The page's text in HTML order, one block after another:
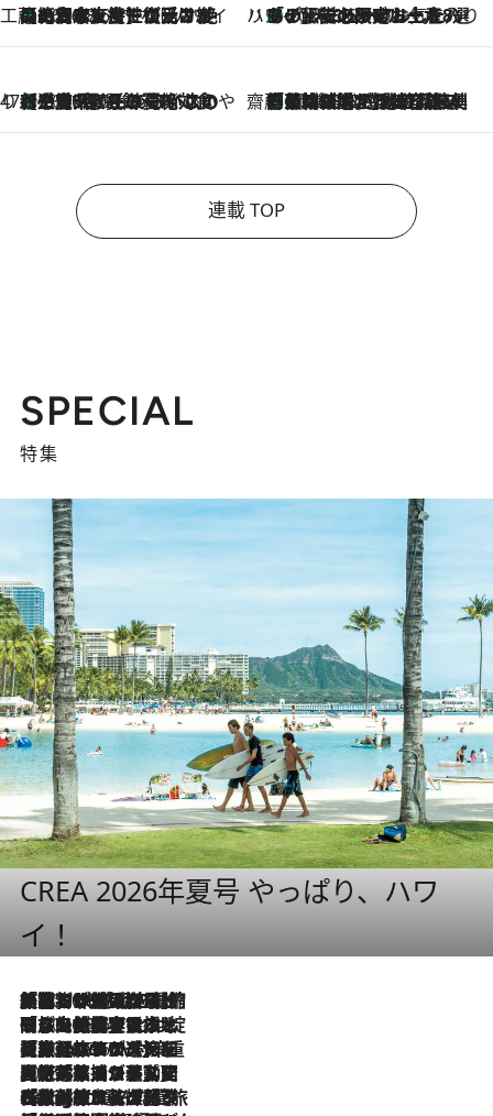
工藤まやのおもてなしハワイ
2026.8.6
【ハワイ土産】ローカルの絶大な支持で復活！ 絶品の幻クッキー《元ファンの日本人女性が受け継いだ名店》 ハワイ賢者 リサのお気に入りリスト2026.8.6
あの伝説の限定トートも！ リニューアルした「ディーン＆デルーカ ハワイ」で必須のお土産8選
47都道府県の手みやげ ひんやりスイーツで夏を満喫
2026.8.6
【三重県】この夏絶対食べたい 冷やしておいしいおやつ3選 お餅×アイスの新感覚スイーツ 齋藤 薫 美容脳ルネサンス
2026.8.6
「荷物が増えるほど旅ストレスは増す」美容ジャーナリストがたどり着いた最終結論。“化粧品を劇的に減らす”感動の凝縮美容とは
連載 TOP
SPECIAL
特集
CREA 2026年夏号 やっぱり、ハワ
イ！
2026.8.6
「荷物が増えるほど旅ストレスは増す」美容ジャーナリストがたどり着いた最終結論。“化粧品を劇的に減らす”感動の凝縮美容とは
2026.8.6
「旅先には金髪ウィッグを持参」日本と同じメイクでは損してる!? 美容ジャーナリストが提案する“掟破りの旅美容”とは
2026.8.6
【厳選旅コスメ】「身軽さ＆UV対策重視！」ヘアアーティストshucoが選んだ夏旅ベストコスメを発表【Mサイズジップ】
2026.8.5
【厳選旅コスメ】国内をあちこち移動する河井菜摘が選んだ夏旅ベストコスメ発表！「リラックスアイテムはマスト」【Mサイズジップ】
2026.8.4
【厳選旅コスメ】「紫外線＆乾燥対策しながらメイク感も！」ヘア＆メイクGeorgeが選んだ夏旅ベストコスメを発表！【Mサイズジップ】